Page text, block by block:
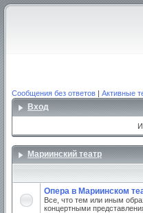
Сообщения без ответов | Активные
Вход
Мариинский театр
Опера в Мариинском
Все, что тем или иным
концертными